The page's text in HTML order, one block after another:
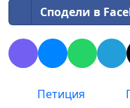
Сподели в
Петиция